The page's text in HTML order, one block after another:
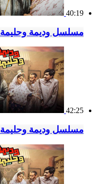
40:19
مسلسل وديمة وحليمة 5 الحلقة 17 السابعة عشر
42:25
مسلسل وديمة وحليمة 4 الحلقة 17 السابعة عشر